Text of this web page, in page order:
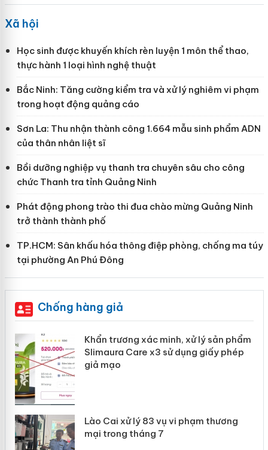
Xã hội
Học sinh được khuyến khích rèn luyện 1 môn thể thao,
thực hành 1 loại hình nghệ thuật
Bắc Ninh: Tăng cường kiểm tra và xử lý nghiêm vi phạm
trong hoạt động quảng cáo
Sơn La: Thu nhận thành công 1.664 mẫu sinh phẩm ADN
của thân nhân liệt sĩ
Bồi dưỡng nghiệp vụ thanh tra chuyên sâu cho công
chức Thanh tra tỉnh Quảng Ninh
Phát động phong trào thi đua chào mừng Quảng Ninh
trở thành thành phố
TP.HCM: Sân khấu hóa thông điệp phòng, chống ma túy
tại phường An Phú Đông
Chống hàng giả
Khẩn trương xác minh, xử lý sản phẩm
Slimaura Care x3 sử dụng giấy phép
giả mạo
Lào Cai xử lý 83 vụ vi phạm thương
mại trong tháng 7